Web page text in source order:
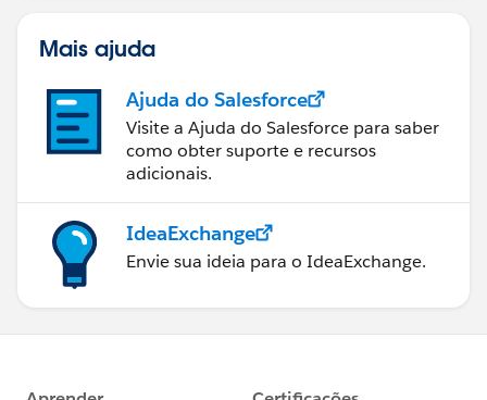
Mais ajuda
Ajuda do Salesforce
Visite a Ajuda do Salesforce para saber
como obter suporte e recursos
adicionais.
IdeaExchange
Envie sua ideia para o IdeaExchange.